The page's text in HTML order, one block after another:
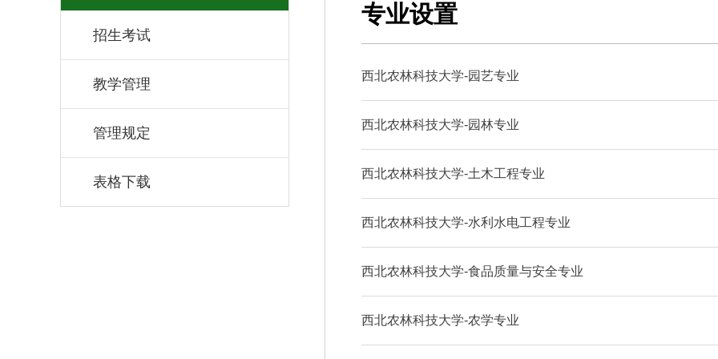
招生考试
教学管理
管理规定
表格下载
专业设置
西北农林科技大学-园艺专业
西北农林科技大学-园林专业
西北农林科技大学-土木工程专业
西北农林科技大学-水利水电工程专业
西北农林科技大学-食品质量与安全专业
西北农林科技大学-农学专业